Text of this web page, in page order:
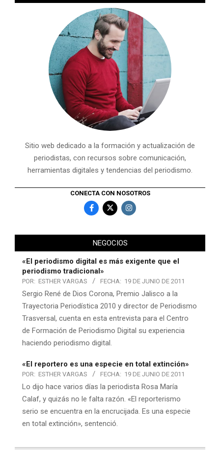
Sitio web dedicado a la formación y actualización de
periodistas, con recursos sobre comunicación,
herramientas digitales y tendencias del periodismo.
CONECTA CON NOSOTROS
NEGOCIOS
«El periodismo digital es más exigente que el
periodismo tradicional»
POR: ESTHER VARGAS FECHA: 19 DE JUNIO DE 2011
Sergio René de Dios Corona, Premio Jalisco a la
Trayectoria Periodística 2010 y director de Periodismo
Trasversal, cuenta en esta entrevista para el Centro
de Formación de Periodismo Digital su experiencia
haciendo periodismo digital.
«El reportero es una especie en total extinción»
POR: ESTHER VARGAS FECHA: 19 DE JUNIO DE 2011
Lo dijo hace varios días la periodista Rosa María
Calaf, y quizás no le falta razón. «El reporterismo
serio se encuentra en la encrucijada. Es una especie
en total extinción», sentenció.